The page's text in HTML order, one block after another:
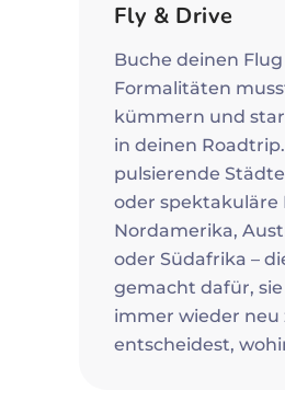
Fly & Drive
Buche deinen
Formalitäten
kümmern und
in deinen
pulsierende
oder spektakuläre
Nordamerika,
oder Südafrika –
gemacht dafür,
immer wieder neu
entscheidest,